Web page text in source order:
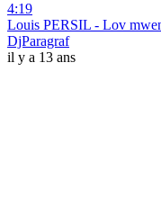
4:19
Louis PERSIL - Lov
DjParagraf
il y a 13 ans